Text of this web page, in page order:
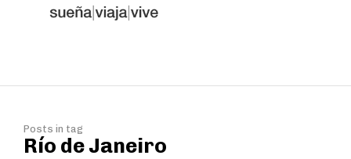
Posts in tag
Río de Janeiro